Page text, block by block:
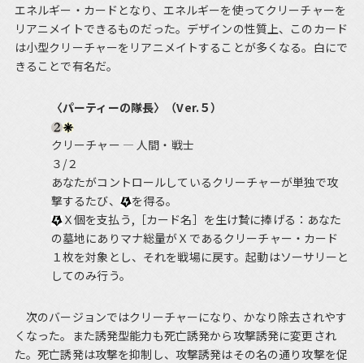
エネルギー・カードとなり、エネルギーを使ってクリーチャーを
リアニメイトできるものだった。デザインの性質上、このカード
は小型クリーチャーをリアニメイトすることが多くなる。白にで
きることで有名だ。
〈パーティーの隊長〉（Ver.５）
クリーチャー ― 人間・戦士
３/２
あなたがコントロールしているクリーチャーが単独で攻
撃するたび、
を得る。
Ｘ個を支払う,［カード名］を生け贄に捧げる：あなた
の墓地にありマナ総量がＸであるクリーチャー・カード
１枚を対象とし、それを戦場に戻す。起動はソーサリーと
してのみ行う。
次のバージョンではクリーチャーになり、かなり除去されやす
くなった。また誘発型能力も死亡誘発から攻撃誘発に変更され
た。死亡誘発は攻撃を抑制し、攻撃誘発はその名の通り攻撃を促